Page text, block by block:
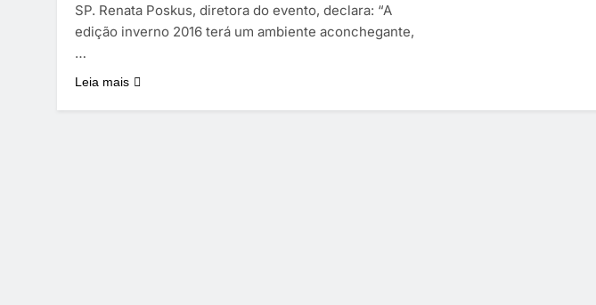
SP. Renata Poskus, diretora do evento, declara: “A
edição inverno 2016 terá um ambiente aconchegante,
…
Leia mais